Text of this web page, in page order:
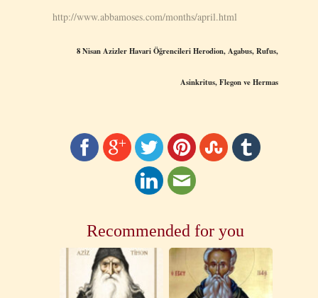
http://www.abbamoses.com/months/april.html
8 Nisan Azizler HavariÖğrencileri Herodion, Agabus, Rufus,
Asinkritus, Flegon ve Hermas
Recommended for you